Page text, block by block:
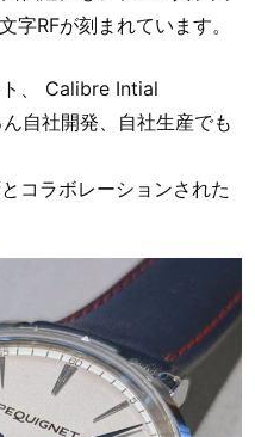
字RFが刻まれています。
、 Calibre Intial
自社開発、自社生産でも
コラボレーションされた